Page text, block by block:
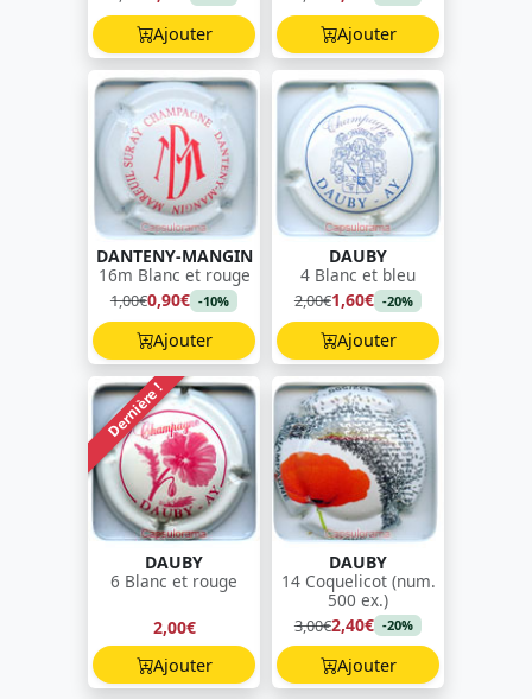
Ajouter Ajouter
DANTENY-MANGIN
16m Blanc et rouge
1,00€0,90€ -10%
Ajouter
DAUBY
4 Blanc et bleu
2,00€1,60€ -20%
Ajouter
Dernière !
DAUBY
6 Blanc et rouge
2,00€
Ajouter
DAUBY
14 Coquelicot (num.
500 ex.)
3,00€2,40€ -20%
Ajouter